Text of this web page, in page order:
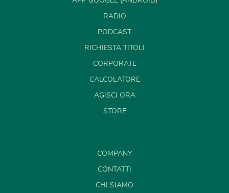
RADIO
PODCAST
RICHIESTA TITOLI
CORPORATE
CALCOLATORE
AGISCI ORA
STORE
COMPANY
CONTATTI
CHI SIAMO